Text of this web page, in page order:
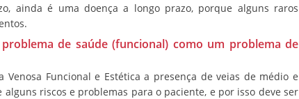
ainda é uma doença a longo prazo, porque alguns raros
de saúde (funcional) como um problema de
Venosa Funcional e Estética a presença de veias de médio e
riscos e problemas para o paciente, e por isso deve ser